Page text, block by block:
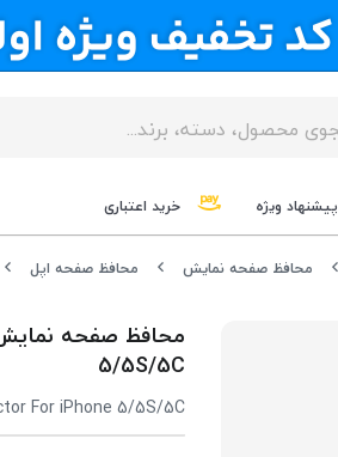
پیشنهاد ویژه خرید اعتباری
محافظ صفحه نمایش محافظ صفحه اپل
5/5S/5C
For iPhone 5/5S/5C